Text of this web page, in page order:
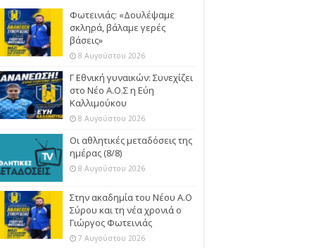
Φωτεινιάς: «Δουλέψαμε
σκληρά, βάλαμε γερές
βάσεις»
8 Αυγούστου 2026
Γ Εθνική γυναικών: Συνεχίζει
στο Νέο Α.Ο.Σ η Εύη
Καλλιμούκου
8 Αυγούστου 2026
Οι αθλητικές μεταδόσεις της
ημέρας (8/8)
8 Αυγούστου 2026
Στην ακαδημία του Νέου Α.Ο
Σύρου και τη νέα χρονιά ο
Γιώργος Φωτεινιάς
7 Αυγούστου 2026